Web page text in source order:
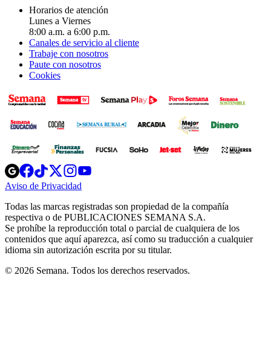
Horarios de atención
Lunes a Viernes
8:00 a.m. a 6:00 p.m.
Canales de servicio al cliente
Trabaje con nosotros
Paute con nosotros
Cookies
Opens
in
new
Opens
in
new
Opens
in
new
window
Opens
new
windowwindow
Aviso de Privacidad
new
window
Todas las marcas registradas son propiedad de la compañía
respectiva o de PUBLICACIONES SEMANA S.A.
Se prohíbe la reproducción total o parcial de cualquiera de los
contenidos que aquí aparezca, así como su traducción a cualquier
idioma sin autorización escrita por su titular.
© 2026 Semana. Todos los derechos reservados.